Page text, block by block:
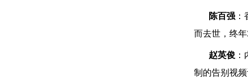
陈百强
而去世，终年
赵英俊
制的告别视频